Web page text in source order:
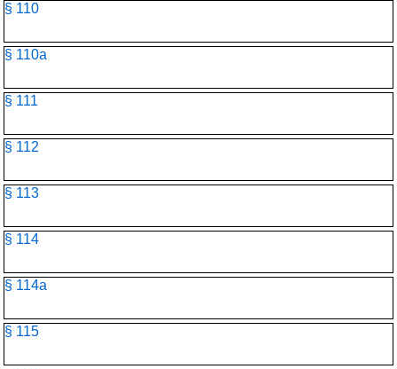
§ 110
§ 110a
§ 111
§ 112
§ 113
§ 114
§ 114a
§ 115